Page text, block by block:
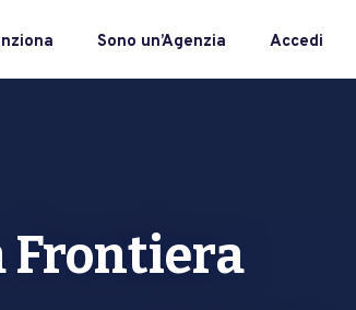
Sono un’Agenzia Accedi
Frontiera